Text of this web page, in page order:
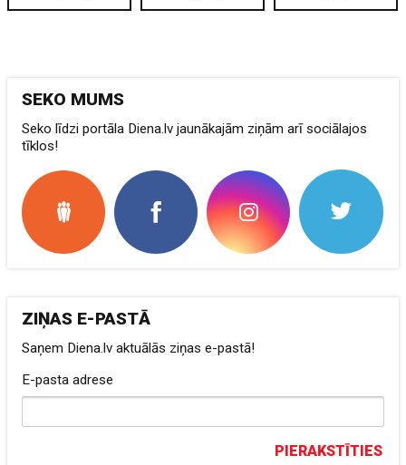
SEKO MUMS
Seko līdzi portāla Diena.lv jaunākajām ziņām arī sociālajos
tīklos!
ZIŅAS E-PASTĀ
Saņem Diena.lv aktuālās ziņas e-pastā!
E-pasta adrese
PIERAKSTĪTIES